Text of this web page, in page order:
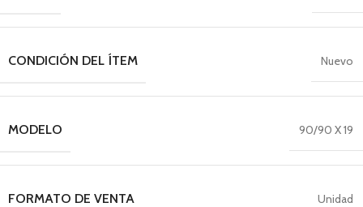
CONDICIÓN DEL ÍTEM Nuevo
MODELO 90/90 X 19
FORMATO DE VENTA Unidad